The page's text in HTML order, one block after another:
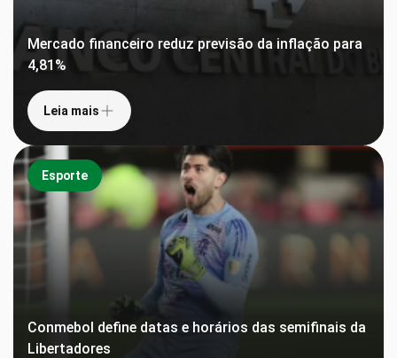
Mercado financeiro reduz previsão da inflação para
4,81%
Leia mais
Esporte
Conmebol define datas e horários das semifinais da
Libertadores